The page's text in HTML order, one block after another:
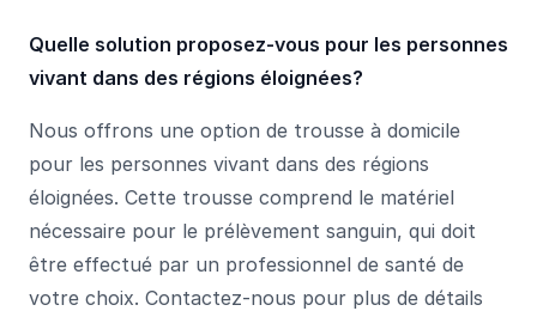
Quelle solution proposez-vous pour les personnes
vivant dans des régions éloignées?
Nous offrons une option de trousse à domicile
pour les personnes vivant dans des régions
éloignées. Cette trousse comprend le matériel
nécessaire pour le prélèvement sanguin, qui doit
être effectué par un professionnel de santé de
votre choix. Contactez-nous pour plus de détails